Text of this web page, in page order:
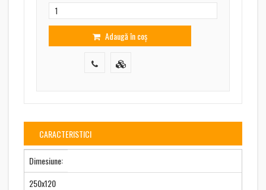
Adaugă în coș
CARACTERISTICI
Dimesiune:
250x120